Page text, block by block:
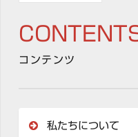
コンテンツ
私たちについて